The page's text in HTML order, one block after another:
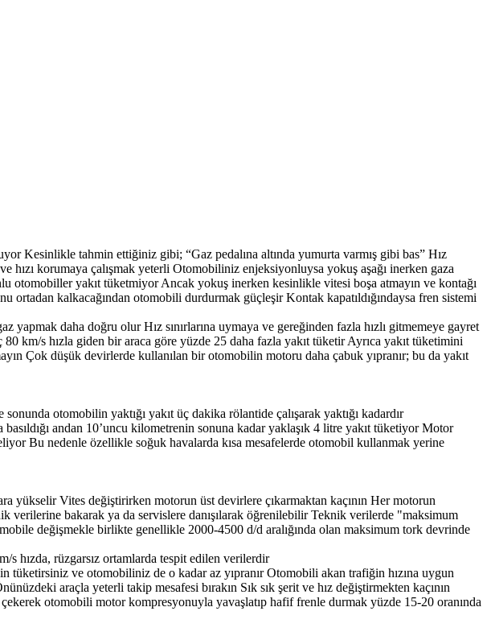
Kesinlikle tahmin ettiğiniz gibi; “Gaz pedalına altında yumurta varmış gibi bas” Hız
korumaya çalışmak yeterli Otomobiliniz enjeksiyonluysa yokuş aşağı inerken gaza
otomobiller yakıt tüketmiyor Ancak yokuş inerken kesinlikle vitesi boşa atmayın ve kontağı
ortadan kalkacağından otomobili durdurmak güçleşir Kontak kapatıldığındaysa fren sistemi
daha doğru olur Hız sınırlarına uymaya ve gereğinden fazla hızlı gitmemeye gayret
km/s hızla giden bir araca göre yüzde 25 daha fazla yakıt tüketir Ayrıca yakıt tüketimini
Çok düşük devirlerde kullanılan bir otomobilin motoru daha çabuk yıpranır; bu da yakıt
otomobilin yaktığı yakıt üç dakika rölantide çalışarak yaktığı kadardır
andan 10’uncu kilometrenin sonuna kadar yaklaşık 4 litre yakıt tüketiyor Motor
Bu nedenle özellikle soğuk havalarda kısa mesafelerde otomobil kullanmak yerine
yükselir Vites değiştirirken motorun üst devirlere çıkarmaktan kaçının Her motorun
verilerine bakarak ya da servislere danışılarak öğrenilebilir Teknik verilerde "maksimum
değişmekle birlikte genellikle 2000-4500 d/d aralığında olan maksimum tork devrinde
hızda, rüzgarsız ortamlarda tespit edilen verilerdir
ve otomobiliniz de o kadar az yıpranır Otomobili akan trafiğin hızına uygun
araçla yeterli takip mesafesi bırakın Sık sık şerit ve hız değiştirmekten kaçının
çekerek otomobili motor kompresyonuyla yavaşlatıp hafif frenle durmak yüzde 15-20 oranında